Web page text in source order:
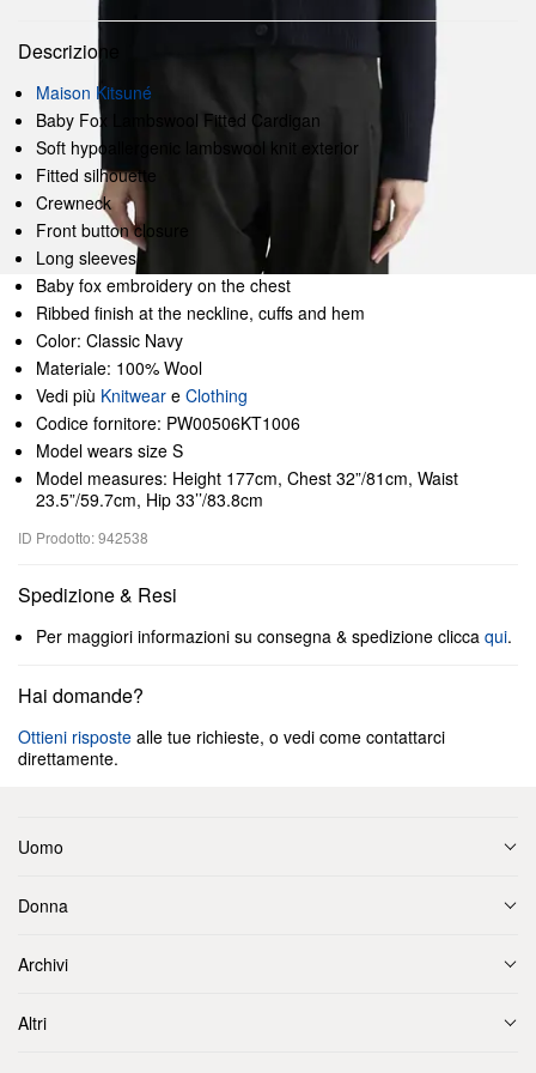
Descrizione
Maison Kitsuné
Baby Fox Lambswool Fitted Cardigan
Soft hypoallergenic lambswool knit exterior
Fitted silhouette
Crewneck
Front button closure
Long sleeves
Baby fox embroidery on the chest
Ribbed finish at the neckline, cuffs and hem
Color: Classic Navy
Materiale: 100% Wool
Vedi più Knitwear e Clothing
Codice fornitore: PW00506KT1006
Model wears size S
Model measures: Height 177cm, Chest 32”/81cm, Waist
23.5”/59.7cm, Hip 33’’/83.8cm
ID Prodotto: 942538
Spedizione & Resi
Per maggiori informazioni su consegna & spedizione clicca qui.
Hai domande?
Ottieni risposte alle tue richieste, o vedi come contattarci
direttamente.
Uomo
Donna
Archivi
Altri